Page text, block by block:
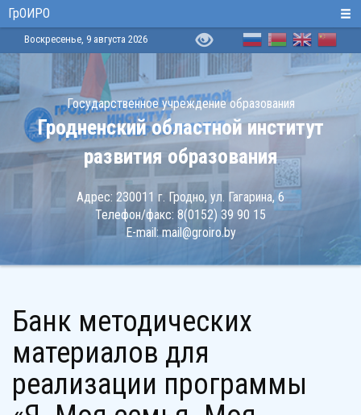
Воскресенье, 9 августа 2026
Государственное учреждение образования
Гродненский областной институт
развития образования
Адрес: 230011 г. Гродно, ул. Гагарина, 6
Телефон/факс: 8(0152) 39 90 15
E-mail:mail@groiro.by
ГрОИРО
Банк методических
материалов для
реализации программы